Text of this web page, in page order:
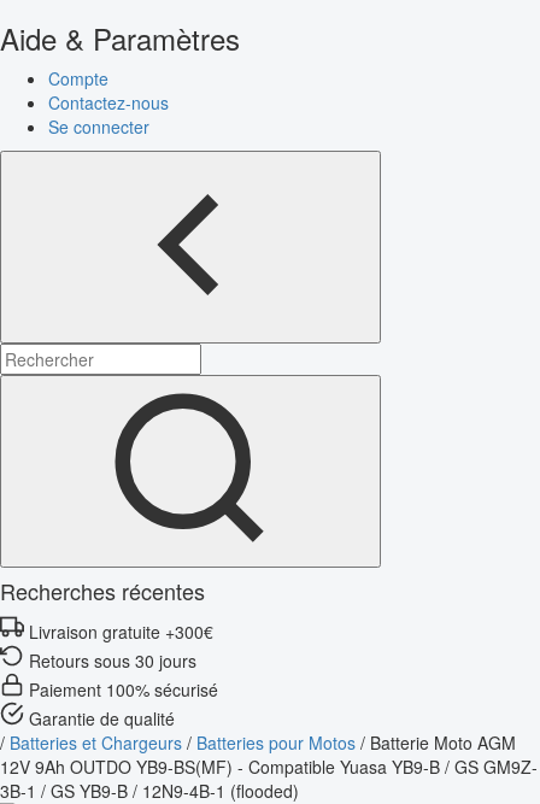
Aide & Paramètres
Compte
Contactez-nous
Se connecter
Recherches récentes
Livraison gratuite +300€
Retours sous 30 jours
Paiement 100% sécurisé
Garantie de qualité
/ Batteries et Chargeurs / Batteries pour Motos / Batterie Moto AGM
12V 9Ah OUTDO YB9-BS(MF) - Compatible Yuasa YB9-B / GS GM9Z-
3B-1 / GS YB9-B / 12N9-4B-1 (flooded)